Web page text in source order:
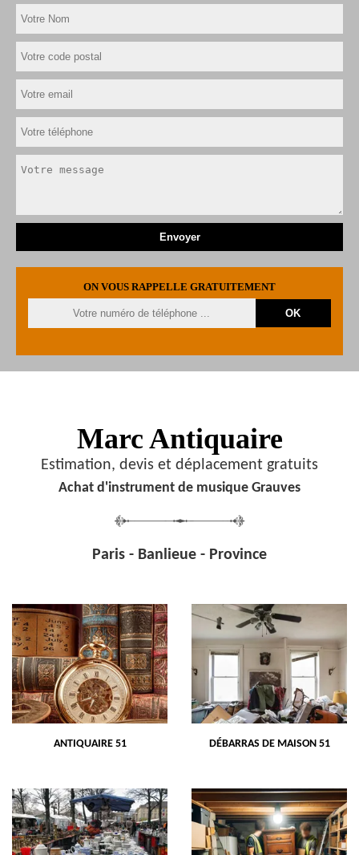
ON VOUS RAPPELLE GRATUITEMENT
Marc Antiquaire
Estimation, devis et déplacement gratuits
Achat d'instrument de musique Grauves
Paris - Banlieue - Province
ANTIQUAIRE 51 DÉBARRAS DE MAISON 51